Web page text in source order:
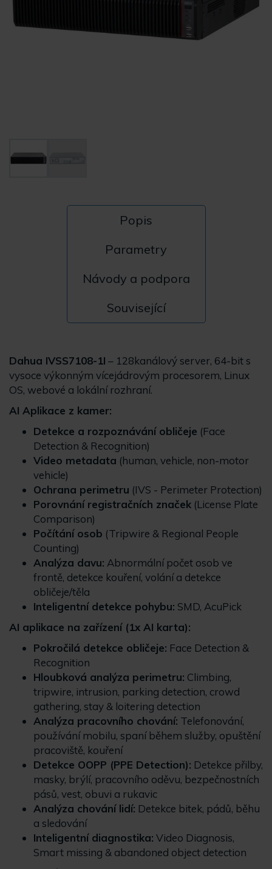
Popis
Parametry
Návody a podpora
Související
Dahua IVSS7108-1I – 128kanálový server, 64-bit s
vysoce výkonným vícejádrovým procesorem, Linux
OS, webové a lokální rozhraní.
AI Aplikace z kamer:
Detekce a rozpoznávání obličeje (Face
Detection & Recognition)
Video metadata (human, vehicle, non-motor
vehicle)
Ochrana perimetru (IVS - Perimeter Protection)
Porovnání registračních značek (License Plate
Comparison)
Počítání osob (Tripwire & Regional People
Counting)
Analýza davu: Abnormální počet osob ve
frontě, detekce kouření, volání a detekce
obličeje/těla
Inteligentní detekce pohybu: SMD, AcuPick
AI aplikace na zařízení (1x AI karta):
Pokročilá detekce obličeje: Face Detection &
Recognition
Hloubková analýza perimetru: Climbing,
tripwire, intrusion, parking detection, crowd
gathering, stay & loitering detection
Analýza pracovního chování: Telefonování,
používání mobilu, spaní během služby, opuštění
pracoviště, kouření
Detekce OOPP (PPE Detection): Detekce přilby,
masky, brýlí, pracovního oděvu, bezpečnostních
pásů, vest, obuvi a rukavic
Analýza chování lidí: Detekce bitek, pádů, běhu
a sledování
Inteligentní diagnostika: Video Diagnosis,
Smart missing & abandoned object detection